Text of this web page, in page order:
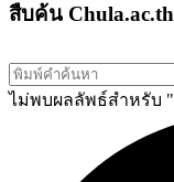
สืบค้น Chula.ac.th
ไม่พบผลลัพธ์สำหรับ "